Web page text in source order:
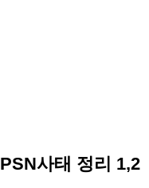
PSN사태 정리 1,2